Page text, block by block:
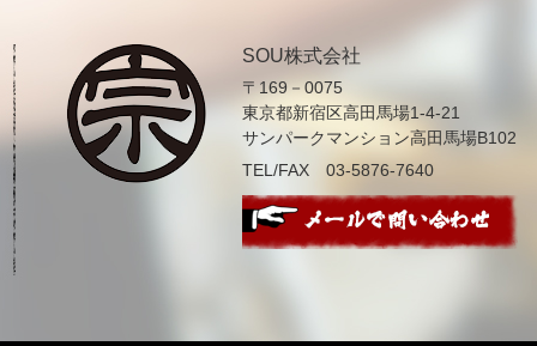
SOU株式会社
〒169－0075
東京都新宿区高田馬場1-4-21
サンパークマンション高田馬場B102
TEL/FAX 03-5876-7640